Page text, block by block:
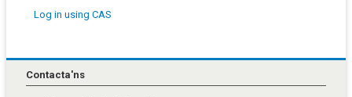
Log in using CAS
Contacta'ns